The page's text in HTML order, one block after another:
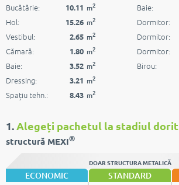
Bucătărie: 10.11 m2
Hol: 15.26 m2
Vestibul: 2.65 m2
Cămară: 1.80 m2
Baie: 3.52 m2
Dressing: 3.21 m2
Spațiu tehn.: 8.43 m2
Baie:
Dormitor:
Dormitor:
Dormitor:
Birou:
1.Alegeți pachetul la stadiul dorit
structură MEXI®
DOAR STRUCTURA METALICĂ
ECONOMIC STANDARD